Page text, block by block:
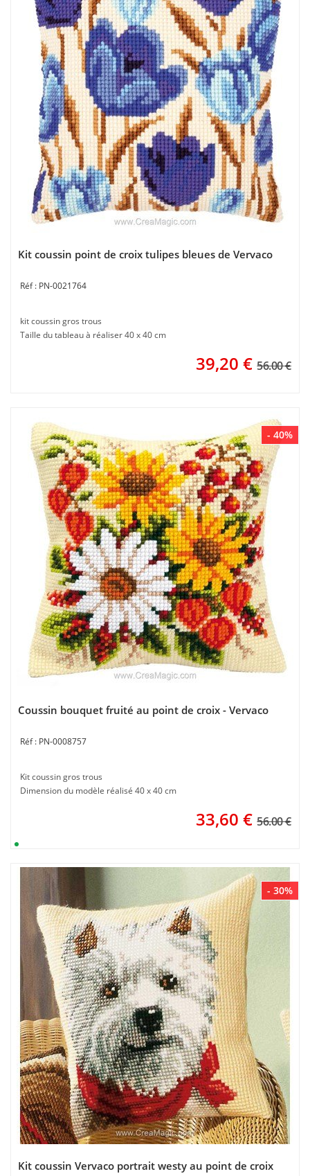
Kit coussin point de croix tulipes bleues de Vervaco
PN-0021764
kit coussin gros trous
Taille du tableau à réaliser 40 x 40 cm
39,20 € 56.00 €
- 40%
Coussin bouquet fruité au point de croix - Vervaco
PN-0008757
Kit coussin gros trous
Dimension du modèle réalisé 40 x 40 cm
33,60 € 56.00 €
- 30%
Kit coussin Vervaco portrait westy au point de croix